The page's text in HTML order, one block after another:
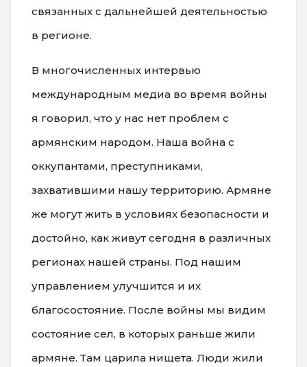
связанных с дальнейшей деятельностью
в регионе.
В многочисленных интервью
международным медиа во время войны
я говорил, что у нас нет проблем с
армянским народом. Наша война с
оккупантами, преступниками,
захватившими нашу территорию. Армяне
же могут жить в условиях безопасности и
достойно, как живут сегодня в различных
регионах нашей страны. Под нашим
управлением улучшится и их
благосостояние. После войны мы видим
состояние сел, в которых раньше жили
армяне. Там царила нищета. Люди жили